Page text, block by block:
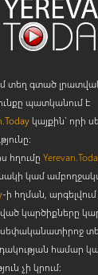
տեղ գտած
պատկանում է
կայքին` որի
հղումը
կամ
-ի հղման, արգելվում
կարծիքները
սեփականատիրոջ
համար
չի կրում: